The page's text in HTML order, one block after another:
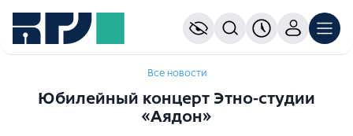
Все новости
Юбилейный концерт Этно-студии
«Аядон»